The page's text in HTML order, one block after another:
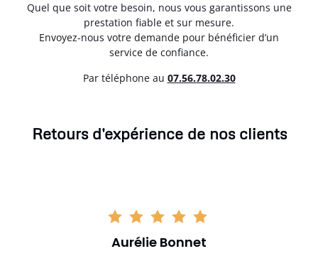
Quel que soit votre besoin, nous vous garantissons une
prestation fiable et sur mesure.
Envoyez-nous votre demande pour bénéficier d’un
service de confiance.
Par téléphone au 07.56.78.02.30
Retours d'expérience de nos clients
Aurélie Bonnet